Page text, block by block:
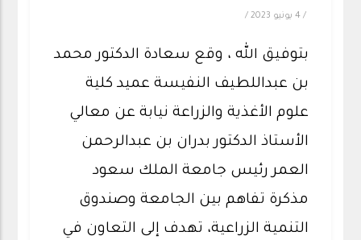
/4 يونيو 2023 /
بتوفيق الله ، وقع سعادة الدكتور محمد
بن عبداللطيف النفيسة عميد كلية
علوم الأغذية والزراعة نيابة عن معالي
الأستاذ الدكتور بدران بن عبدالرحمن
العمر رئيس جامعة الملك سعود
مذكرة تفاهم بين الجامعة وصندوق
التنمية الزراعية، تهدف إلى التعاون في